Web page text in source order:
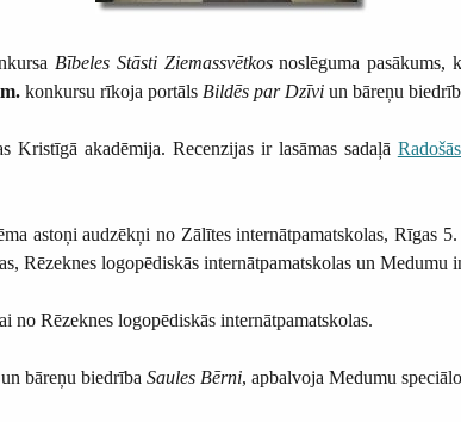
Bībeles Stāsti Ziemassvētkosnoslēguma pasākums,
konkursu rīkoja portāls Bildēs par Dzīvi un bāreņu
akadēmija. Recenzijas ir lasāmas sadaļā
astoņi audzēkņi no Zālītes internātpamatskolas, Rīgas
Rēzeknes logopēdiskās internātpamatskolas un Medumu
no Rēzeknes logopēdiskās internātpamatskolas.
un bāreņu biedrība Saules Bērni, apbalvoja Medumu